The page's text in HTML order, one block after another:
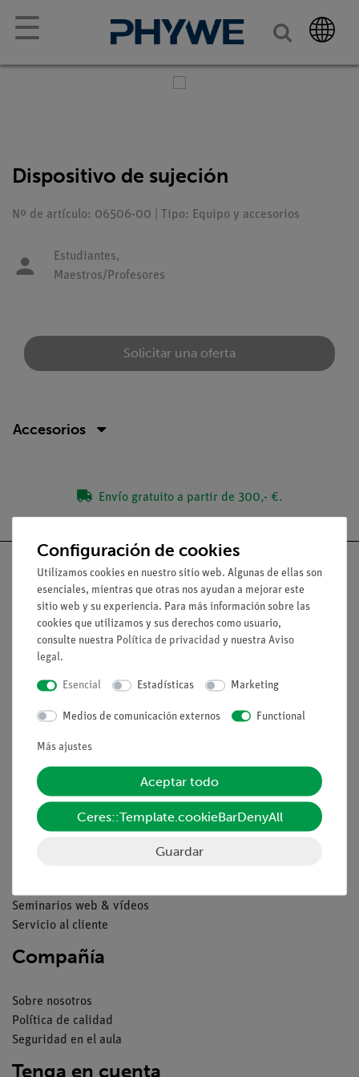
☰
Dispositivo de sujeción
Nº de artículo: 06506-00 | Tipo: Equipo y accesorios
Estudiantes,
Maestros/Profesores
Solicitar una oferta
Accesorios
Envío gratuito a partir de 300,- €.
Nach oben
Aviso lega
Contacto
Declaración de privacidad
Pie de imprenta
Servicio
Seminarios web & vídeos
Servicio al cliente
Compañía
Sobre nosotros
Política de calidad
Seguridad en el aula
Tenga en cuenta
Configuración de cookies
Utilizamos cookies en nuestro sitio web. Algunas de ellas son
esenciales, mientras que otras nos ayudan a mejorar este
sitio web y su experiencia. Para más información sobre las
cookies que utilizamos y sus derechos como usuario,
consulte nuestra Política de privacidad y nuestra Aviso
legal.
Esencial Estadísticas Marketing
Medios de comunicación externos Functional
Más ajustes
Aceptar todo
Ceres::Template.cookieBarDenyAll
Guardar